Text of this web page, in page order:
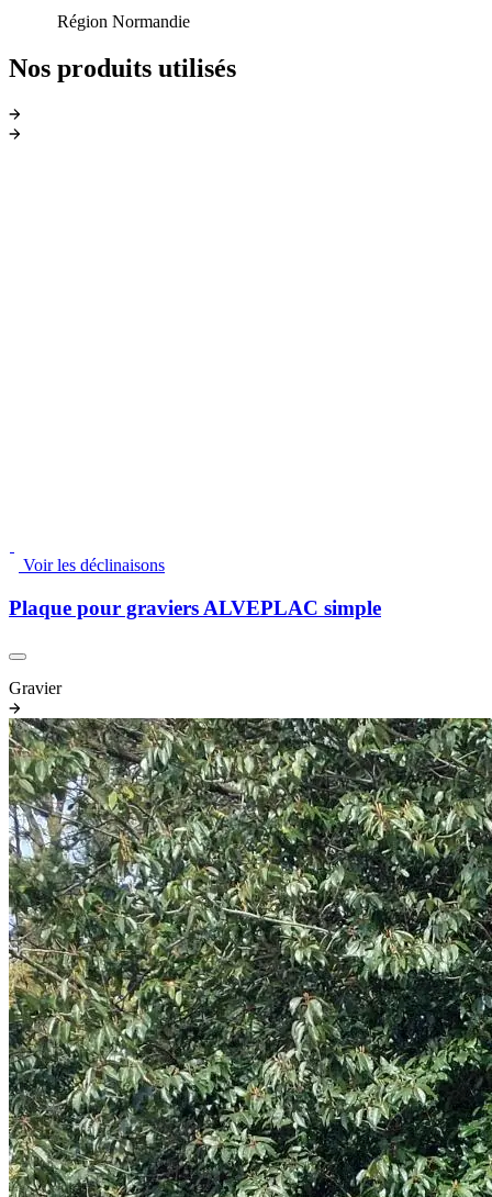
Région Normandie
Nos produits utilisés
Voir les déclinaisons
Plaque pour graviers ALVEPLAC simple
Gravier